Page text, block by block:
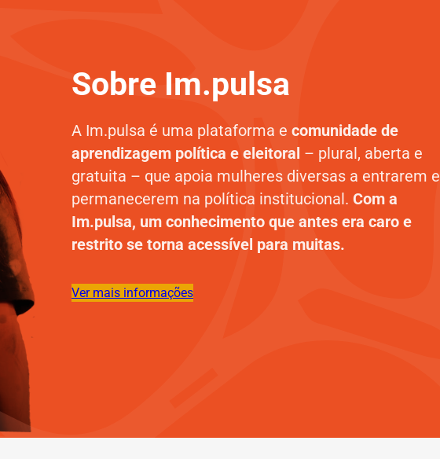
Sobre Im.pulsa
A Im.pulsa é uma plataforma e comunidade de
aprendizagem política e eleitoral – plural, aberta e
gratuita – que apoia mulheres diversas a entrarem e
permanecerem na política institucional. Com a
Im.pulsa, um conhecimento que antes era caro e
restrito se torna acessível para muitas.
Ver mais informações